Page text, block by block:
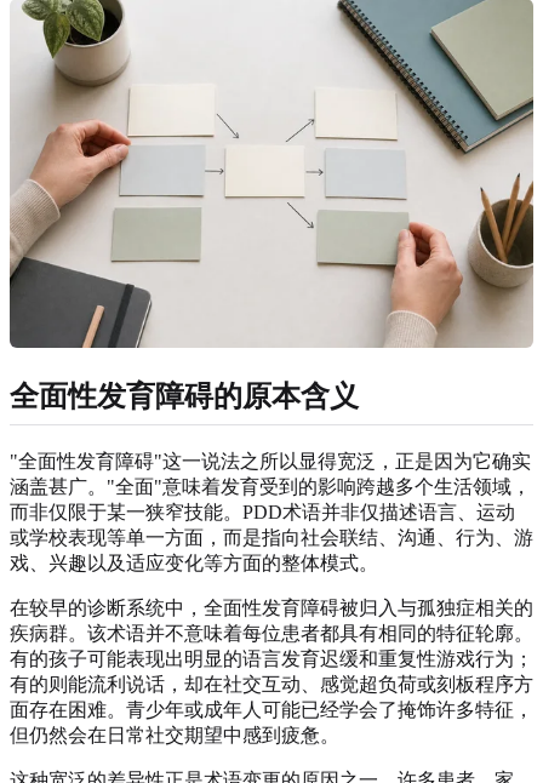
全面性发育障碍的原本含义
"全面性发育障碍"这一说法之所以显得宽泛，正是因为它确实
涵盖甚广。"全面"意味着发育受到的影响跨越多个生活领域，
而非仅限于某一狭窄技能。PDD术语并非仅描述语言、运动
或学校表现等单一方面，而是指向社会联结、沟通、行为、游
戏、兴趣以及适应变化等方面的整体模式。
在较早的诊断系统中，全面性发育障碍被归入与孤独症相关的
疾病群。该术语并不意味着每位患者都具有相同的特征轮廓。
有的孩子可能表现出明显的语言发育迟缓和重复性游戏行为；
有的则能流利说话，却在社交互动、感觉超负荷或刻板程序方
面存在困难。青少年或成年人可能已经学会了掩饰许多特征，
但仍然会在日常社交期望中感到疲惫。